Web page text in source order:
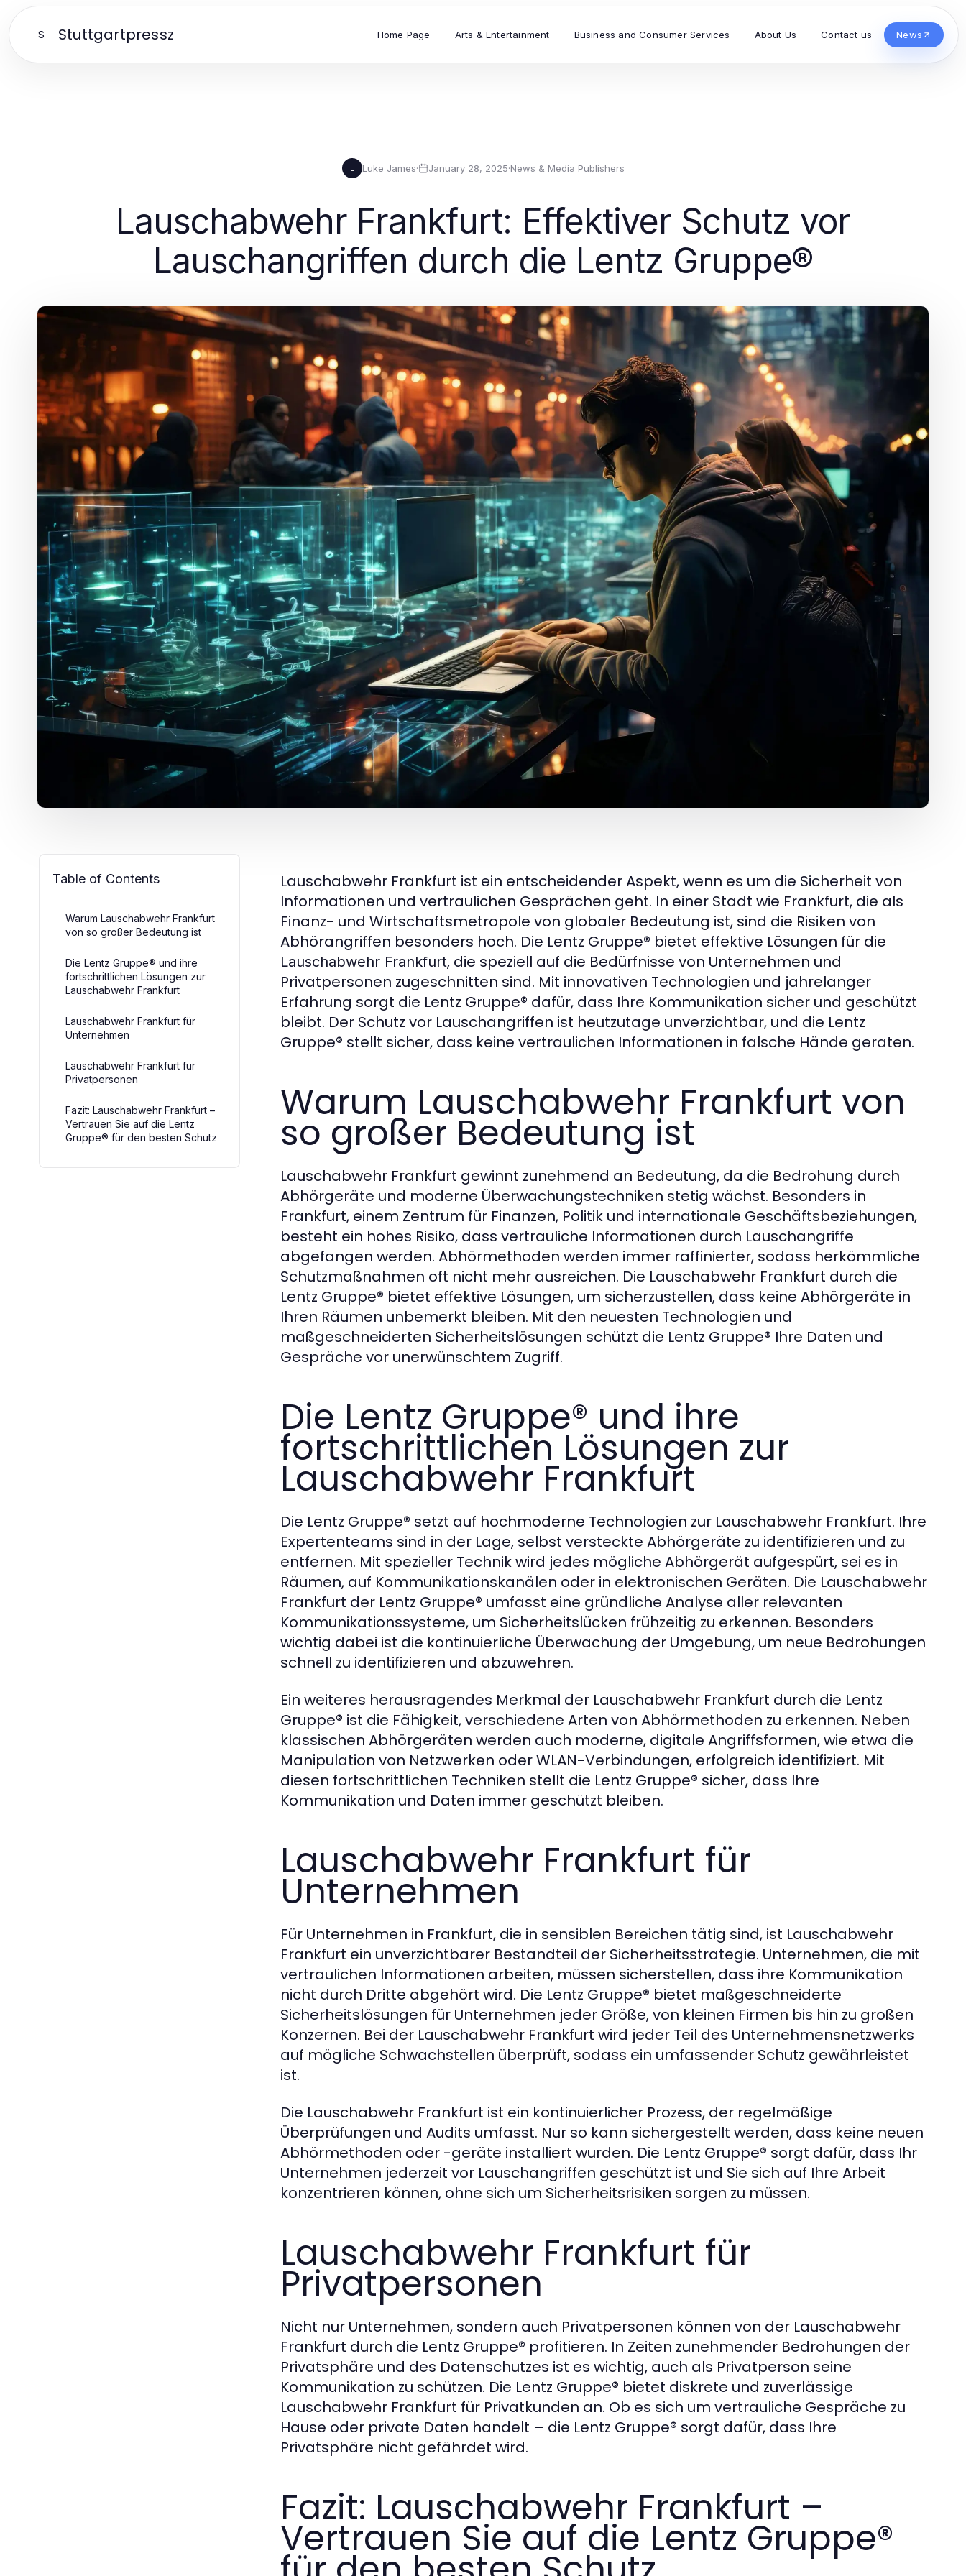
S Stuttgartpressz Home Page Arts & Entertainment Business and Consumer Services About Us Contact us News
L Luke James· January 28, 2025·News & Media Publishers
Lauschabwehr Frankfurt: Effektiver Schutz vor
Lauschangriffen durch die Lentz Gruppe®
Table of Contents
Warum Lauschabwehr Frankfurt
von so großer Bedeutung ist
Die Lentz Gruppe® und ihre
fortschrittlichen Lösungen zur
Lauschabwehr Frankfurt
Lauschabwehr Frankfurt für
Unternehmen
Lauschabwehr Frankfurt für
Privatpersonen
Fazit: Lauschabwehr Frankfurt –
Vertrauen Sie auf die Lentz
Gruppe® für den besten Schutz
Lauschabwehr Frankfurt ist ein entscheidender Aspekt, wenn es um die Sicherheit von
Informationen und vertraulichen Gesprächen geht. In einer Stadt wie Frankfurt, die als
Finanz- und Wirtschaftsmetropole von globaler Bedeutung ist, sind die Risiken von
Abhörangriffen besonders hoch. Die Lentz Gruppe® bietet effektive Lösungen für die
Lauschabwehr Frankfurt, die speziell auf die Bedürfnisse von Unternehmen und
Privatpersonen zugeschnitten sind. Mit innovativen Technologien und jahrelanger
Erfahrung sorgt die Lentz Gruppe® dafür, dass Ihre Kommunikation sicher und geschützt
bleibt. Der Schutz vor Lauschangriffen ist heutzutage unverzichtbar, und die Lentz
Gruppe® stellt sicher, dass keine vertraulichen Informationen in falsche Hände geraten.
Warum Lauschabwehr Frankfurt von
so großer Bedeutung ist
Lauschabwehr Frankfurt gewinnt zunehmend an Bedeutung, da die Bedrohung durch
Abhörgeräte und moderne Überwachungstechniken stetig wächst. Besonders in
Frankfurt, einem Zentrum für Finanzen, Politik und internationale Geschäftsbeziehungen,
besteht ein hohes Risiko, dass vertrauliche Informationen durch Lauschangriffe
abgefangen werden. Abhörmethoden werden immer raffinierter, sodass herkömmliche
Schutzmaßnahmen oft nicht mehr ausreichen. Die Lauschabwehr Frankfurt durch die
Lentz Gruppe® bietet effektive Lösungen, um sicherzustellen, dass keine Abhörgeräte in
Ihren Räumen unbemerkt bleiben. Mit den neuesten Technologien und
maßgeschneiderten Sicherheitslösungen schützt die Lentz Gruppe® Ihre Daten und
Gespräche vor unerwünschtem Zugriff.
Die Lentz Gruppe® und ihre
fortschrittlichen Lösungen zur
Lauschabwehr Frankfurt
Die Lentz Gruppe® setzt auf hochmoderne Technologien zur Lauschabwehr Frankfurt. Ihre
Expertenteams sind in der Lage, selbst versteckte Abhörgeräte zu identifizieren und zu
entfernen. Mit spezieller Technik wird jedes mögliche Abhörgerät aufgespürt, sei es in
Räumen, auf Kommunikationskanälen oder in elektronischen Geräten. Die Lauschabwehr
Frankfurt der Lentz Gruppe® umfasst eine gründliche Analyse aller relevanten
Kommunikationssysteme, um Sicherheitslücken frühzeitig zu erkennen. Besonders
wichtig dabei ist die kontinuierliche Überwachung der Umgebung, um neue Bedrohungen
schnell zu identifizieren und abzuwehren.
Ein weiteres herausragendes Merkmal der Lauschabwehr Frankfurt durch die Lentz
Gruppe® ist die Fähigkeit, verschiedene Arten von Abhörmethoden zu erkennen. Neben
klassischen Abhörgeräten werden auch moderne, digitale Angriffsformen, wie etwa die
Manipulation von Netzwerken oder WLAN-Verbindungen, erfolgreich identifiziert. Mit
diesen fortschrittlichen Techniken stellt die Lentz Gruppe® sicher, dass Ihre
Kommunikation und Daten immer geschützt bleiben.
Lauschabwehr Frankfurt für
Unternehmen
Für Unternehmen in Frankfurt, die in sensiblen Bereichen tätig sind, ist Lauschabwehr
Frankfurt ein unverzichtbarer Bestandteil der Sicherheitsstrategie. Unternehmen, die mit
vertraulichen Informationen arbeiten, müssen sicherstellen, dass ihre Kommunikation
nicht durch Dritte abgehört wird. Die Lentz Gruppe® bietet maßgeschneiderte
Sicherheitslösungen für Unternehmen jeder Größe, von kleinen Firmen bis hin zu großen
Konzernen. Bei der Lauschabwehr Frankfurt wird jeder Teil des Unternehmensnetzwerks
auf mögliche Schwachstellen überprüft, sodass ein umfassender Schutz gewährleistet
ist.
Die Lauschabwehr Frankfurt ist ein kontinuierlicher Prozess, der regelmäßige
Überprüfungen und Audits umfasst. Nur so kann sichergestellt werden, dass keine neuen
Abhörmethoden oder -geräte installiert wurden. Die Lentz Gruppe® sorgt dafür, dass Ihr
Unternehmen jederzeit vor Lauschangriffen geschützt ist und Sie sich auf Ihre Arbeit
konzentrieren können, ohne sich um Sicherheitsrisiken sorgen zu müssen.
Lauschabwehr Frankfurt für
Privatpersonen
Nicht nur Unternehmen, sondern auch Privatpersonen können von der Lauschabwehr
Frankfurt durch die Lentz Gruppe® profitieren. In Zeiten zunehmender Bedrohungen der
Privatsphäre und des Datenschutzes ist es wichtig, auch als Privatperson seine
Kommunikation zu schützen. Die Lentz Gruppe® bietet diskrete und zuverlässige
Lauschabwehr Frankfurt für Privatkunden an. Ob es sich um vertrauliche Gespräche zu
Hause oder private Daten handelt – die Lentz Gruppe® sorgt dafür, dass Ihre
Privatsphäre nicht gefährdet wird.
Fazit: Lauschabwehr Frankfurt –
Vertrauen Sie auf die Lentz Gruppe®